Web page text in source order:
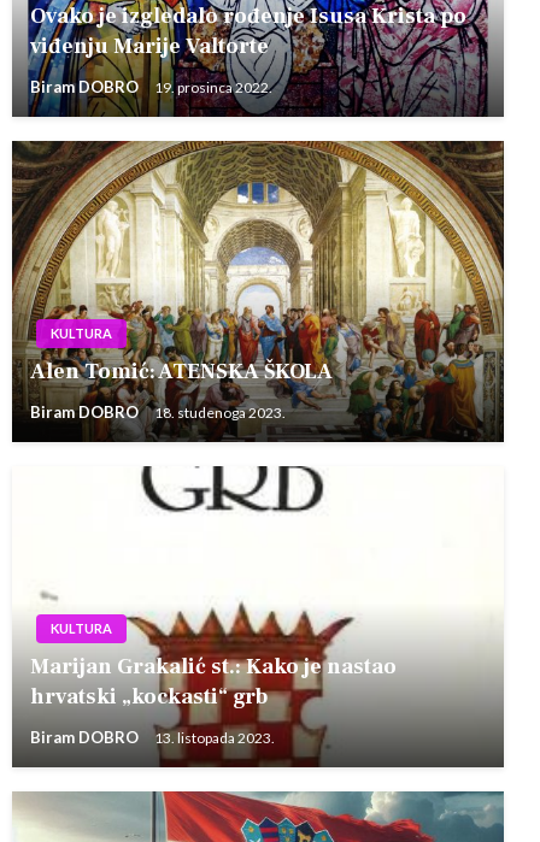
Ovako je izgledalo rođenje Isusa Krista po
viđenju Marije Valtorte
Biram DOBRO 19. prosinca 2022.
KULTURA
Alen Tomić: ATENSKA ŠKOLA
Biram DOBRO 18. studenoga 2023.
KULTURA
Marijan Grakalić st.: Kako je nastao
hrvatski „kockasti“ grb
Biram DOBRO 13. listopada 2023.